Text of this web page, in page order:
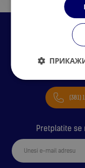
Savetnik broj 1
(381)
Pretplatite se